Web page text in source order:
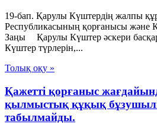
19-бап. Қарулы Күштердiң жалпы
Республикасының қорғанысы және
Заңы Қарулы Күштер əскери
Күштер түрлерiн,...
Толық оқу »
Қажетті қорғаныс
қылмыстық құқық
табылмайды.